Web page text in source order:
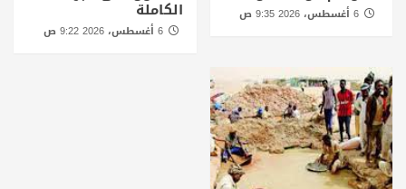
الكاملة
6 أغسطس، 2026 9:22 ص